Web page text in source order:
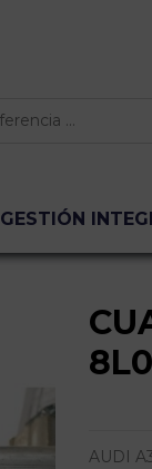
GESTIÓN
AUDI